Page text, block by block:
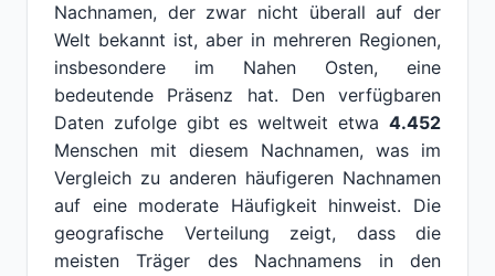
Nachnamen, der zwar nicht überall auf der
Welt bekannt ist, aber in mehreren Regionen,
insbesondere im Nahen Osten, eine
bedeutende Präsenz hat. Den verfügbaren
Daten zufolge gibt es weltweit etwa 4.452
Menschen mit diesem Nachnamen, was im
Vergleich zu anderen häufigeren Nachnamen
auf eine moderate Häufigkeit hinweist. Die
geografische Verteilung zeigt, dass die
meisten Träger des Nachnamens in den